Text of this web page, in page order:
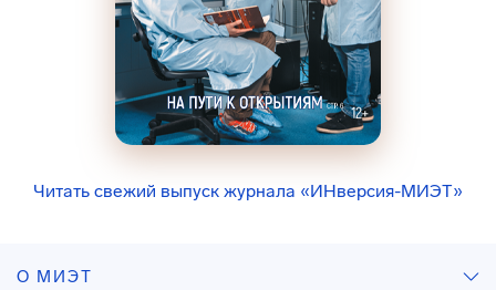
Читать свежий выпуск журнала «ИНверсия-МИЭТ»
О МИЭТ